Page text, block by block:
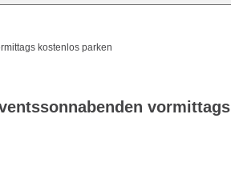
kostenlos parken
vormittags